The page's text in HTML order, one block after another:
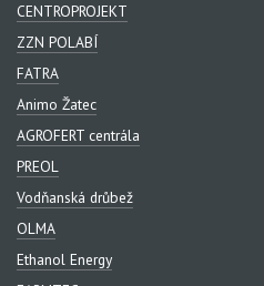
CENTROPROJEKT
ZZN POLABÍ
FATRA
Animo Žatec
AGROFERT centrála
PREOL
Vodňanská drůbež
OLMA
Ethanol Energy